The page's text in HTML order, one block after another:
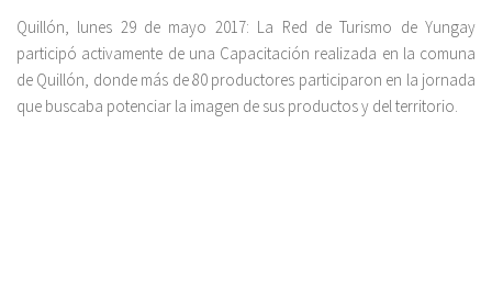
Quillón, lunes 29 de mayo 2017: La Red de Turismo de Yungay
participó activamente de una Capacitación realizada en la comuna
de Quillón, donde más de 80 productores participaron en la jornada
que buscaba potenciar la imagen de sus productos y del territorio.